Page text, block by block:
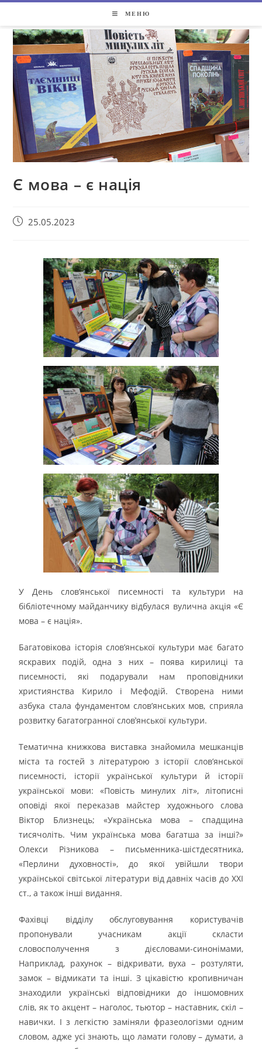
МЕНЮ
Є мова – є нація
25.05.2023
У День слов’янської писемності та культури на
бібліотечному майданчику відбулася вулична акція «Є
мова – є нація».
Багатовікова історія слов’янської культури має багато
яскравих подій, одна з них – поява кирилиці та
писемності, які подарували нам проповідники
християнства Кирило і Мефодій. Створена ними
азбука стала фундаментом слов’янських мов, сприяла
розвитку багатогранної словֹ’янської культури.
Тематична книжкова виставка знайомила мешканців
міста та гостей з літературою з історії слов’янської
писемності, історії української культури й історії
української мови: «Повість минулих літ», літописні
оповіді якої переказав майстер художнього слова
Віктор Близнець; «Українська мова – спадщина
тисячоліть. Чим українська мова багатша за інші?»
Олекси Різникова – письменника-шістдесятника,
«Перлини духовності», до якої увійшли твори
української світської літератури від давніх часів до XXI
ст., а також інші видання.
Фахівці відділу обслуговування користувачів
пропонували учасникам акції скласти
словосполучення з дієсловами-синонімами,
Наприклад, рахунок – відкривати, вуха – розтуляти,
замок – відмикати та інші. З цікавістю кропивничан
знаходили українські відповідники до іншомовних
слів, як то акцент – наголос, тьютор – наставник, скіл –
навички. І з легкістю заміняли фразеологізми одним
словом, адже усі знають, що ламати голову – думати, а